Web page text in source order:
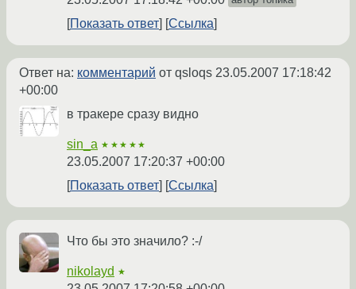
Показать ответ Ссылка
Ответ на: комментарий от qsloqs 23.05.2007 17:18:42
+00:00
в тракере сразу видно
sin_a ★★★★★
23.05.2007 17:20:37 +00:00
Показать ответ
Ссылка
Что бы это значило? :-/
nikolayd ★